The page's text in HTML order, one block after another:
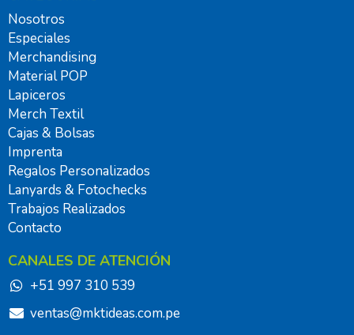
Nosotros
Especiales
Merchandising
Material POP
Lapiceros
Merch Textil
Cajas & Bolsas
Imprenta
Regalos Personalizados
Lanyards & Fotochecks
Trabajos Realizados
Contacto
CANALES DE ATENCIÓN
+51 997 310 539
ventas@mktideas.com.pe